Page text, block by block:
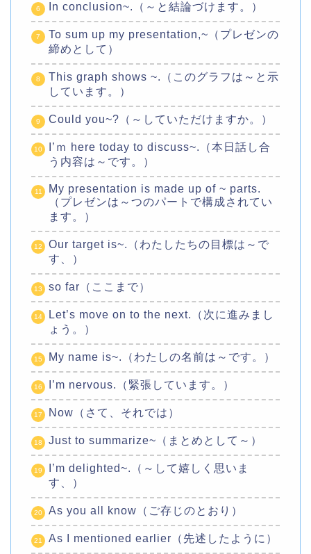
In conclusion~.（～と結論づけます。）
To sum up my presentation,~（プレゼンの
締めとして）
This graph shows ~.（このグラフは～と示
しています。）
Could you~?（～していただけますか。）
I’ｍ here today to discuss~.（本日話し合
う内容は～です。）
My presentation is made up of ~ parts.
（プレゼンは～つのパートで構成されてい
ます。）
Our target is~.（わたしたちの目標は～で
す、）
so far（ここまで）
Let’s move on to the next.（次に進みまし
ょう。）
My name is~.（わたしの名前は～です。）
I’m nervous.（緊張しています。）
Now（さて、それでは）
Just to summarize~（まとめとして～）
I’m delighted~.（～して嬉しく思いま
す、）
As you all know（ご存じのとおり）
As I mentioned earlier（先述したように）